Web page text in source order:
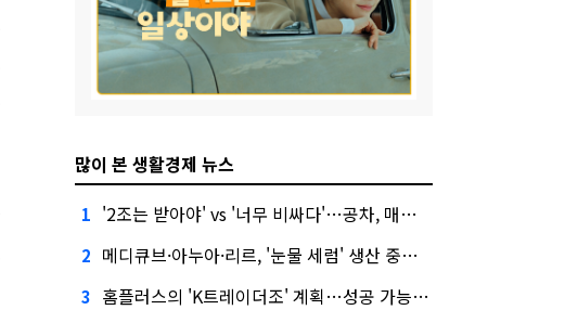
많이 본 생활경제 뉴스
1 '2조는 받아야' vs '너무 비싸다'…공차, 매각 성공할까
2 메디큐브·아누아·리르, '눈물 세럼' 생산 중단한다
3 홈플러스의 'K트레이더조' 계획…성공 가능성은 '글쎄'